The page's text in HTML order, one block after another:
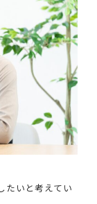
たいと考えてい